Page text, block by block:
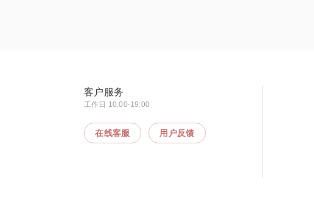
客户服务
工作日 10:00-19:00
在线客服 用户反馈